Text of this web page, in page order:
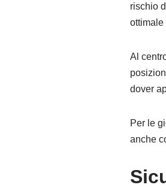
rischio
ottimale
Al
dover
Per le
anche